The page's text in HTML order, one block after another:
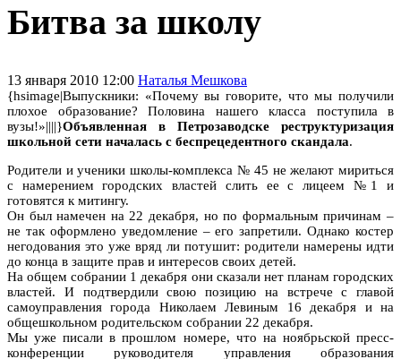
Битва за школу
13 января 2010 12:00 Наталья Мешкова
{hsimage|Выпускники: «Почему вы говорите, что мы получили
плохое образование? Половина нашего класса поступила в
вузы!»||||}Объявленная в Петрозаводске реструктуризация
школьной сети началась с беспрецедентного скандала.
Родители и ученики школы-комплекса № 45 не желают мириться
с намерением городских властей слить ее с лицеем №1 и
готовятся к митингу.
Он был намечен на 22 декабря, но по формальным причинам –
не так оформлено уведомление – его запретили. Однако костер
негодования это уже вряд ли потушит: родители намерены идти
до конца в защите прав и интересов своих детей.
На общем собрании 1 декабря они сказали нет планам городских
властей. И подтвердили свою позицию на встрече с главой
самоуправления города Николаем Левиным 16 декабря и на
общешкольном родительском собрании 22 декабря.
Мы уже писали в прошлом номере, что на ноябрьской пресс-
конференции руководителя управления образования